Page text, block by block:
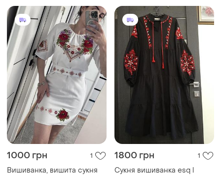
1000 грн 1
Вишиванка, вишита сукня
1800 грн 1
Сукня вишиванка esq l